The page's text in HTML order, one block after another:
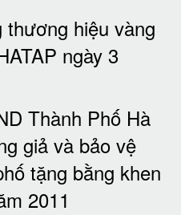
hiệu vàng
ngày 3
Thành Phố Hà
giả và bảo vệ
tặng bằng khen
2011